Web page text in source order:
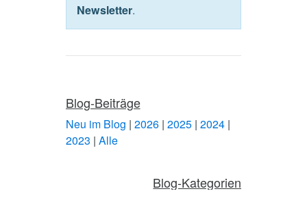
Newsletter.
Blog-Beiträge
Neu im Blog | 2026| 2025| 2024|
2023 | Alle
Blog-Kategorien